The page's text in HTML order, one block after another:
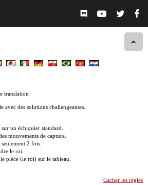
translation
avec des solutions challengeantes.
un échiquier standard.
mouvements de capture.
2 fois.
le roi.
pièce (le roi) sur le tableau.
Cacher les règles